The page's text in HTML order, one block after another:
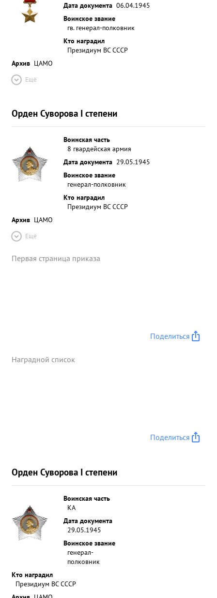
Дата документа 06.04.1945
Воинское звание
гв. генерал-полковник
Кто наградил
Президиум ВС СССР
Архив ЦАМО
Ещё
Орден Суворова I степени
Воинская часть
8 гвардейская армия
Дата документа 29.05.1945
Воинское звание
генерал-полковник
Кто наградил
Президиум ВС СССР
Архив ЦАМО
Ещё
Первая страница приказа
Поделиться
Наградной список
Поделиться
Орден Суворова I степени
Воинская часть
КА
Дата документа
29.05.1945
Воинское звание
генерал-
полковник
Кто наградил
Президиум ВС СССР